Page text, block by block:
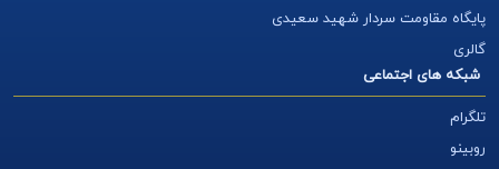
پایگاه مقاومت سردار شهید سعیدی
گالری
شبکه های اجتماعی
تلگرام
روبینو